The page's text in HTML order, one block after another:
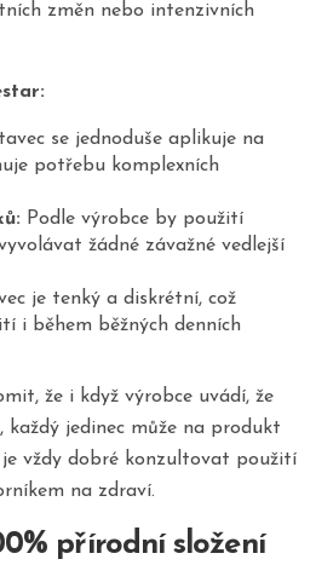
změn nebo intenzivních
se jednoduše aplikuje na
potřebu komplexních
Podle výrobce by použití
žádné závažné vedlejší
je tenký a diskrétní, což
i během běžných denních
že i když výrobce uvádí, že
každý jedinec může na produkt
vždy dobré konzultovat použití
na zdraví.
přírodní složení